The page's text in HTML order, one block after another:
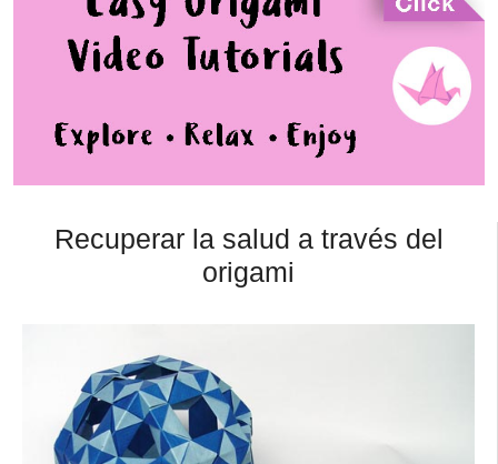
Recuperar la salud a través del
origami